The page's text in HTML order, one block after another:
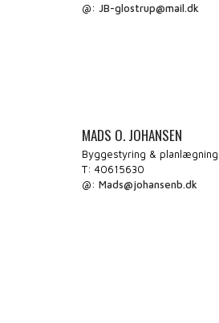
@:JB-glostrup@mail.dk
MADS O. JOHANSEN
Byggestyring & planlægning
T: 40615630
@:Mads@johansenb.dk